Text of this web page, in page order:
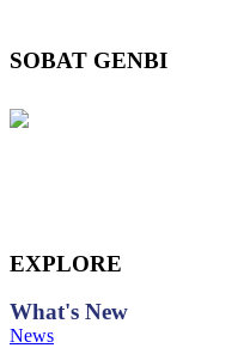
SOBAT GENBI
EXPLORE
What's New
News